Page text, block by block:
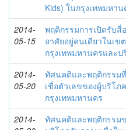
Kids) ในกรุงเทพมหาน
2014-
05-15
พฤติกรรมการเปิดรับสื่
อาศัยอยู่คนเดียวในเขต
กรุงเทพมหานครและ
2014-
05-20
ทัศนคติและพฤติกรรม
เชื่อตัวเลขของผู้บริโภ
กรุงเทพมหานคร
2014-
ทัศนคติและพฤติกรรม